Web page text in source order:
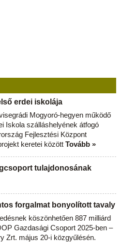
erdei iskolája
Mogyoró-hegyen működő
Iskola szálláshelyének átfogó
Fejlesztési Központ
keretei között Tovább »
tulajdonosának
forgalmat bonyolított tavaly
köszönhetően 887 milliárd
Gazdasági Csoport 2025-ben –
Zrt. május 20-i közgyűlésén.